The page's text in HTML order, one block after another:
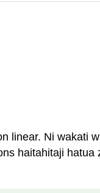
linear. Ni wakati
haitahitaji hatua